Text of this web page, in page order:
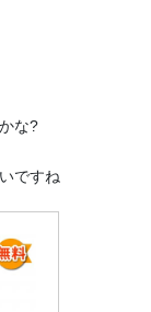
な?
ですね